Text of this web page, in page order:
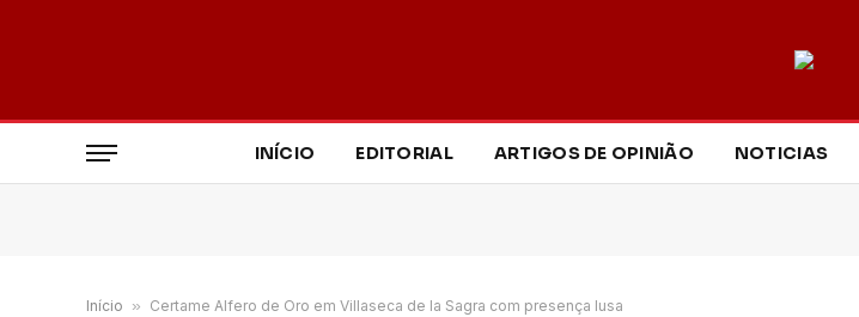
INÍCIO EDITORIAL ARTIGOS DE OPINIÃO NOTICIAS
Início » Certame Alfero de Oro em Villaseca de la Sagra com presença lusa